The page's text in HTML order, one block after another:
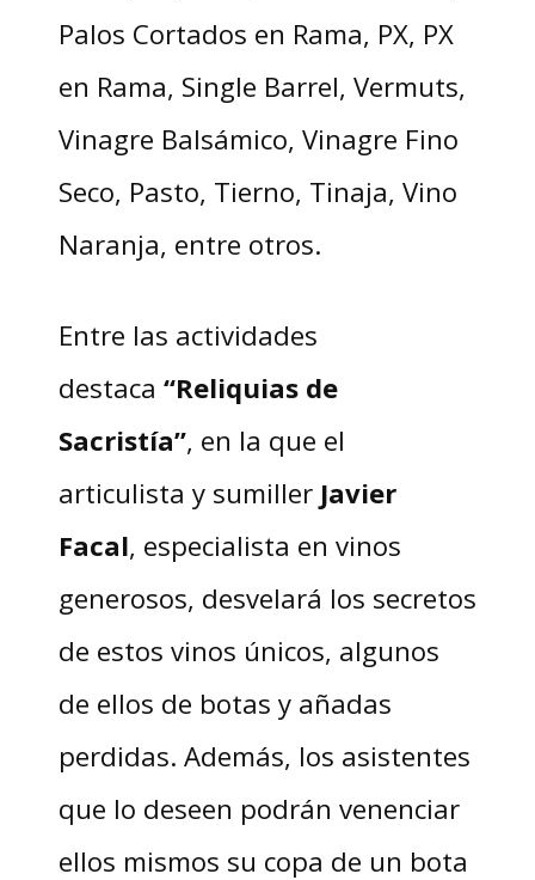
Palos Cortados en Rama, PX, PX
en Rama, Single Barrel, Vermuts,
Vinagre Balsámico, Vinagre Fino
Seco, Pasto, Tierno, Tinaja, Vino
Naranja, entre otros.
Entre las actividades
destaca “Reliquias de
Sacristía”, en la que el
articulista y sumiller Javier
Facal, especialista en vinos
generosos, desvelará los secretos
de estos vinos únicos, algunos
de ellos de botas y añadas
perdidas. Además, los asistentes
que lo deseen podrán venenciar
ellos mismos su copa de un bota